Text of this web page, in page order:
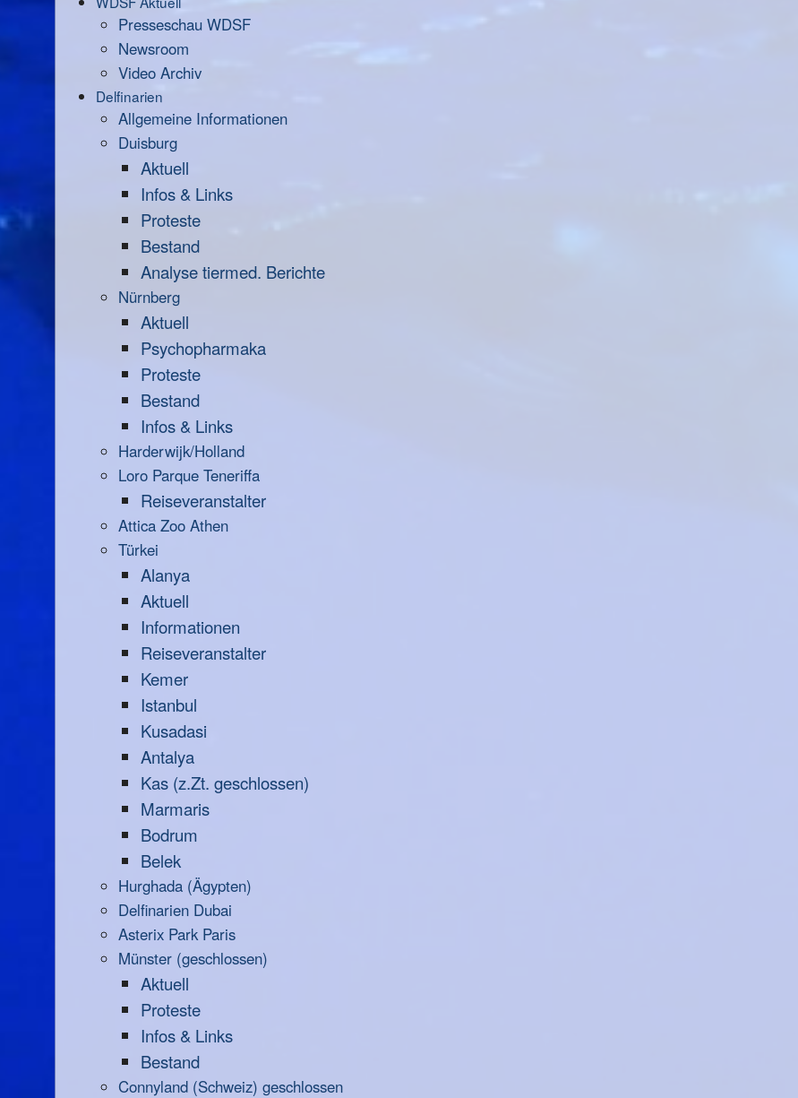
Presseschau WDSF
Newsroom
Video Archiv
Delfinarien
Allgemeine Informationen
Duisburg
Aktuell
Infos & Links
Proteste
Bestand
Analyse tiermed. Berichte
Nürnberg
Aktuell
Psychopharmaka
Proteste
Bestand
Infos & Links
Harderwijk/Holland
Loro Parque Teneriffa
Reiseveranstalter
Attica Zoo Athen
Türkei
Alanya
Aktuell
Informationen
Reiseveranstalter
Kemer
Istanbul
Kusadasi
Antalya
Kas (z.Zt. geschlossen)
Marmaris
Bodrum
Belek
Hurghada (Ägypten)
Delfinarien Dubai
Asterix Park Paris
Münster (geschlossen)
Aktuell
Proteste
Infos & Links
Bestand
Connyland (Schweiz) geschlossen